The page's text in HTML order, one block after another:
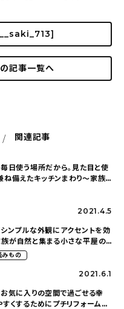
記事一覧へ
関連記事
毎日使う場所だから。見た目と使
備えたキッチンまわり〜家族
屋のおうち（______saki_713
2021.4.5
シンプルな外観にアクセントを効
が自然と集まる小さな平屋の
さん）
みもの
2021.6.1
お気に入りの空間で過ごせる幸
すくするためにプチリフォームし